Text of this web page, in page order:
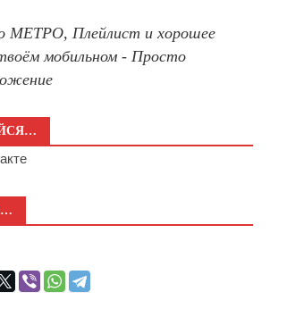
МЕТРО, Плейлист и хорошее
мобильном - Просто